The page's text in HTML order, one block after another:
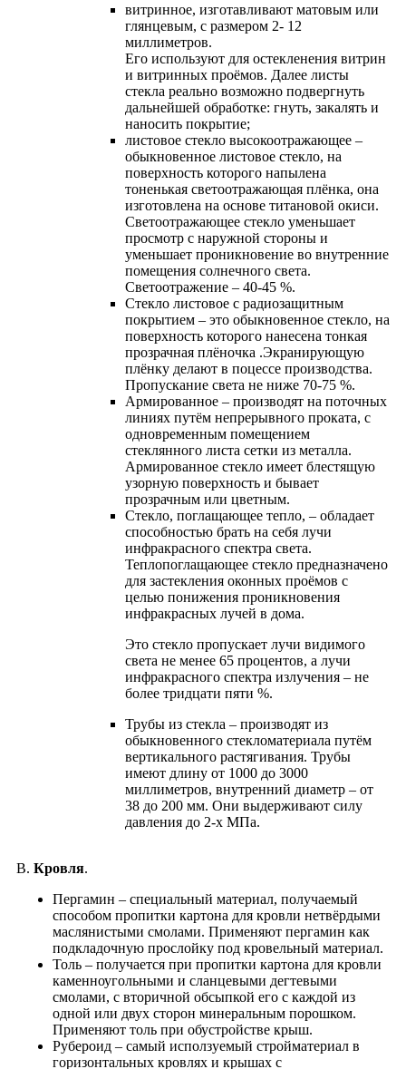
витринное, изготавливают матовым или
глянцевым, с размером 2- 12
миллиметров.
Его используют для остекленения витрин
и витринных проёмов. Далее листы
стекла реально возможно подвергнуть
дальнейшей обработке: гнуть, закалять и
наносить покрытие;
листовое стекло высокоотражающее –
обыкновенное листовое стекло, на
поверхность которого напылена
тоненькая светоотражающая плёнка, она
изготовлена на основе титановой окиси.
Светоотражающее стекло уменьшает
просмотр с наружной стороны и
уменьшает проникновение во внутренние
помещения солнечного света.
Светоотражение – 40-45 %.
Cтекло листовое с радиозащитным
покрытием – это обыкновенное стекло, на
поверхность которого нанесена тонкая
прозрачная плёночка .Экранирующую
плёнку делают в поцессе производства.
Пропускание света не ниже 70-75 %.
Армированное – производят на поточных
линиях путём непрерывного проката, с
одновременным помещением
стеклянного листа сетки из металла.
Армированное стекло имеет блестящую
узорную поверхность и бывает
прозрачным или цветным.
Стекло, поглащающее тепло, – обладает
способностью брать на себя лучи
инфракрасного спектра света.
Теплопоглащающее стекло предназначено
для застекления оконных проёмов с
целью понижения проникновения
инфракрасных лучей в дома.
Это стекло пропускает лучи видимого
света не менее 65 процентов, а лучи
инфракрасного спектра излучения – не
более тридцати пяти %.
Трубы из стекла – производят из
обыкновенного стекломатериала путём
вертикального растягивания. Трубы
имеют длину от 1000 до 3000
миллиметров, внутренний диаметр – от
38 до 200 мм. Они выдерживают силу
давления до 2-х МПа.
В. Кровля.
Пергамин – специальный материал, получаемый
способом пропитки картона для кровли нетвёрдыми
маслянистыми смолами. Применяют пергамин как
подкладочную прослойку под кровельный материал.
Толь – получается при пропитки картона для кровли
каменноугольными и сланцевыми дегтевыми
смолами, с вторичной обсыпкой его с каждой из
одной или двух сторон минеральным порошком.
Применяют толь при обустройстве крыш.
Рубероид – самый исползуемый стройматериал в
горизонтальных кровлях и крышах с